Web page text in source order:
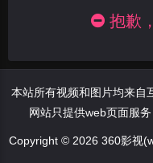
抱歉
本站所有视频和图片均来自
网站只提供web页面服
Copyright © 2026 360影视